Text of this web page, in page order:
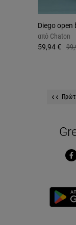
Diego open
από Chaton
59,94 €